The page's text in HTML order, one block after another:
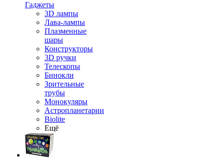
Гаджеты
3D лампы
Лава-лампы
Плазменные
шары
Конструкторы
3D ручки
Телескопы
Бинокли
Зрительные
трубы
Монокуляры
Астропланетарии
Biolite
Ещё